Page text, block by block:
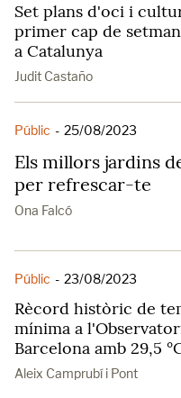
Set plans d'oci i
primer cap de
a Catalunya
Judit Castaño
Públic - 25/08/2023
Els millors jardins
per refrescar-te
Ona Falcó
Públic - 23/08/2023
Rècord històric de
mínima a
Barcelona amb 29,5
Aleix Camprubí i Pont